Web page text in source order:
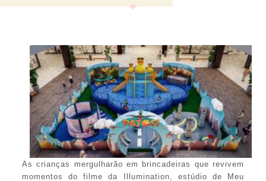
As crianças mergulharão em brincadeiras que revivem
momentos do filme da Illumination, estúdio de Meu